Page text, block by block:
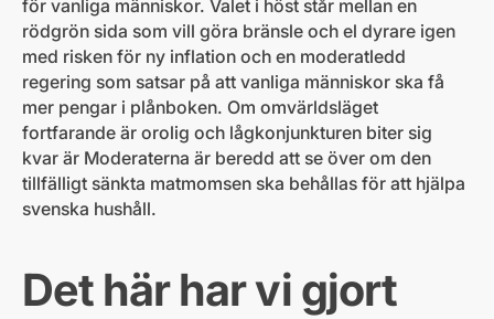
för vanliga människor. Valet i höst står mellan en
rödgrön sida som vill göra bränsle och el dyrare igen
med risken för ny inflation och en moderatledd
regering som satsar på att vanliga människor ska få
mer pengar i plånboken. Om omvärldsläget
fortfarande är orolig och lågkonjunkturen biter sig
kvar är Moderaterna är beredd att se över om den
tillfälligt sänkta matmomsen ska behållas för att hjälpa
svenska hushåll.
Det här har vi gjort